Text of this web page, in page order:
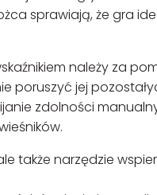
sprawiają, że gra
należy za
poruszyć jej
zdolności
także narzędzie